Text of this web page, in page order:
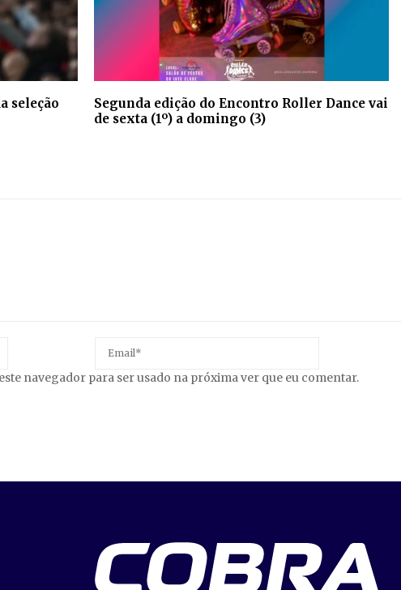
seleção
Segunda edição do Encontro Roller Dance vai
de sexta (1º) a domingo (3)
navegador para ser usado na próxima ver que eu comentar.